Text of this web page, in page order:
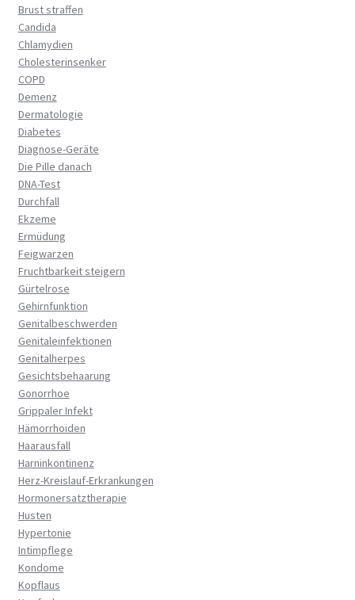
Brust straffen
Candida
Chlamydien
Cholesterinsenker
COPD
Demenz
Dermatologie
Diabetes
Diagnose-Geräte
Die Pille danach
DNA-Test
Durchfall
Ekzeme
Ermüdung
Feigwarzen
Fruchtbarkeit steigern
Gürtelrose
Gehirnfunktion
Genitalbeschwerden
Genitaleinfektionen
Genitalherpes
Gesichtsbehaarung
Gonorrhoe
Grippaler Infekt
Hämorrhoiden
Haarausfall
Harninkontinenz
Herz-Kreislauf-Erkrankungen
Hormonersatztherapie
Husten
Hypertonie
Intimpflege
Kondome
Kopflaus